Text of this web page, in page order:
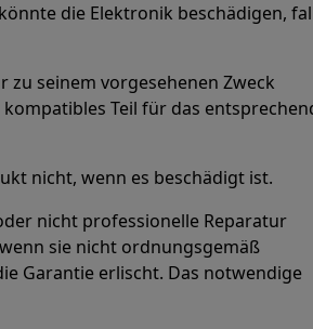
die Elektronik beschädigen,
zu seinem vorgesehenen Zweck
Teil für das
nicht, wenn es beschädigt ist.
nicht professionelle Reparatur
sie nicht ordnungsgemäß
Garantie erlischt. Das notwendige